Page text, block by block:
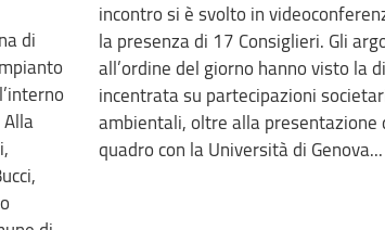
di
incontro si è svolto in
la presenza di 17 Consiglieri. Gli
all’ordine del giorno hanno visto la
incentrata su partecipazioni
ambientali, oltre alla presentazione
quadro con la Università di Genova...